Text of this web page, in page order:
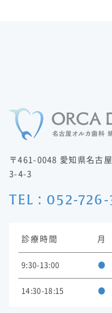
〒461-0048 愛知県名古
3-4-3
TEL : 052-726-
診療時間 月
9:30-13:00 ●
14:30-18:15 ●